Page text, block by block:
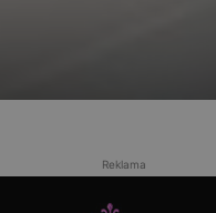
Reklama